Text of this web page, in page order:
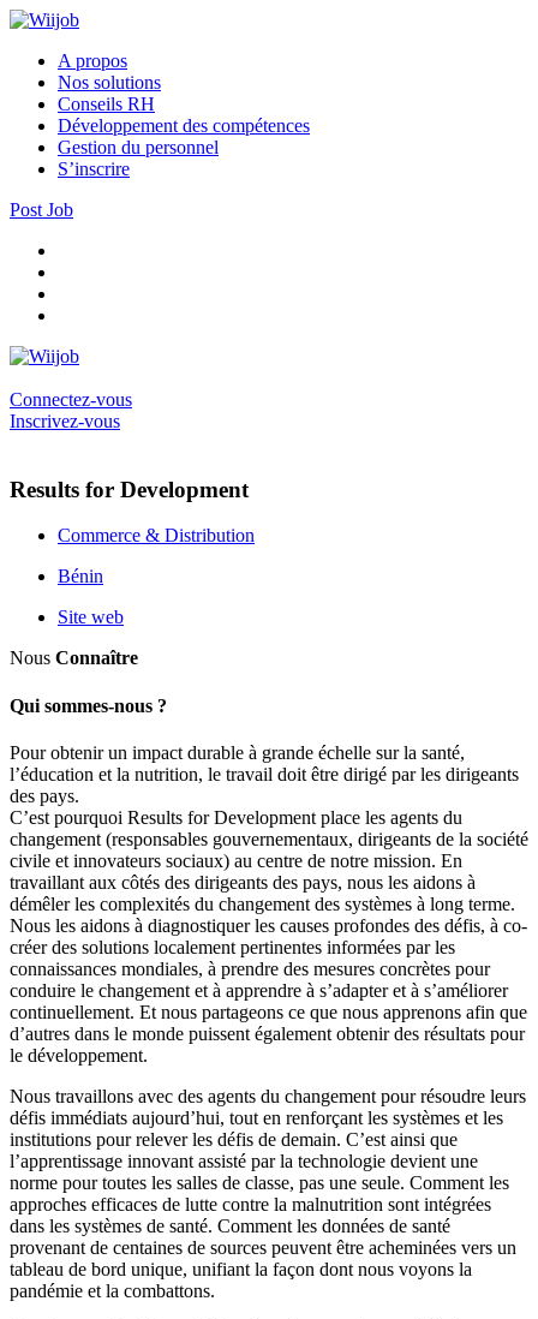
A propos
Nos solutions
Conseils RH
Développement des compétences
Gestion du personnel
S’inscrire
Post Job
Connectez-vous
Inscrivez-vous
Results for Development
Commerce & Distribution
Bénin
Site web
Nous Connaître
Qui sommes-nous ?
Pour obtenir un impact durable à grande échelle sur la santé,
l’éducation et la nutrition, le travail doit être dirigé par les dirigeants
des pays.
C’est pourquoi Results for Development place les agents du
changement (responsables gouvernementaux, dirigeants de la société
civile et innovateurs sociaux) au centre de notre mission. En
travaillant aux côtés des dirigeants des pays, nous les aidons à
démêler les complexités du changement des systèmes à long terme.
Nous les aidons à diagnostiquer les causes profondes des défis, à co-
créer des solutions localement pertinentes informées par les
connaissances mondiales, à prendre des mesures concrètes pour
conduire le changement et à apprendre à s’adapter et à s’améliorer
continuellement. Et nous partageons ce que nous apprenons afin que
d’autres dans le monde puissent également obtenir des résultats pour
le développement.
Nous travaillons avec des agents du changement pour résoudre leurs
défis immédiats aujourd’hui, tout en renforçant les systèmes et les
institutions pour relever les défis de demain. C’est ainsi que
l’apprentissage innovant assisté par la technologie devient une
norme pour toutes les salles de classe, pas une seule. Comment les
approches efficaces de lutte contre la malnutrition sont intégrées
dans les systèmes de santé. Comment les données de santé
provenant de centaines de sources peuvent être acheminées vers un
tableau de bord unique, unifiant la façon dont nous voyons la
pandémie et la combattons.